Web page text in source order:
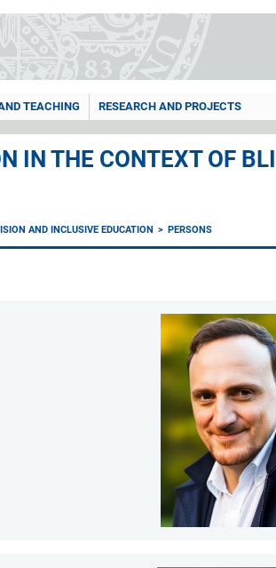
TEACHING RESEARCH AND PROJECTS
IN THE CONTEXT OF
AND INCLUSIVE EDUCATION
PERSONS